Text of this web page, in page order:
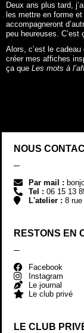
Deux ans plus tard,
les mettre en forme
accompagneront
peu heureuses.
Alors, c’est le
créer mes affiches
ça que Les mots à
NOUS
Par mail :
Tel : 06 15 13
L'atelier : 8
RESTONS EN
Facebook
Instagram
Le journal
Le club privé
LE CLUB